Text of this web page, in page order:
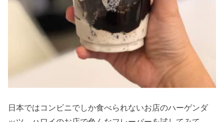
日本ではコンビニでしか食べられないお店のハーゲンダ